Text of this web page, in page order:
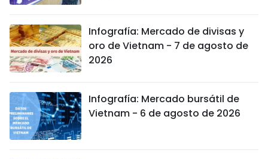
Infografía: Mercado de divisas y
oro de Vietnam - 7 de agosto de
2026
Infografía: Mercado bursátil de
Vietnam - 6 de agosto de 2026